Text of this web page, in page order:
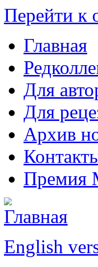
Перейти к
Главная
Для
Для
Архив
English